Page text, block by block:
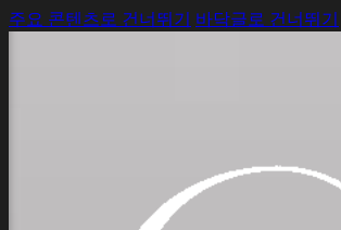
주요 콘텐츠로 건너뛰기 바닥글로 건너뛰기